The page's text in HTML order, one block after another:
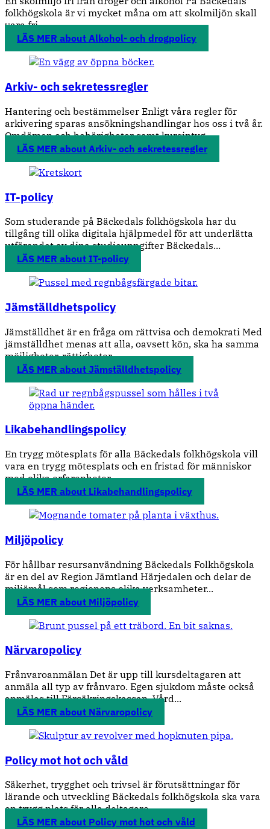
folkhögskola är vi mycket måna om att skolmiljön skall
vara fri...
LÄS MER about Alkohol- och drogpolicy
Arkiv- och sekretessregler
Hantering och bestämmelser Enligt våra regler för
arkivering sparas ansökningshandlingar hos oss i två år.
Omdömen och behörigheter samt kursintyg...
LÄS MER about Arkiv- och sekretessregler
IT-policy
Som studerande på Bäckedals folkhögskola har du
tillgång till olika digitala hjälpmedel för att underlätta
utförandet av dina studieuppgifter Bäckedals...
LÄS MER about IT-policy
Jämställdhetspolicy
Jämställdhet är en fråga om rättvisa och demokrati Med
jämställdhet menas att alla, oavsett kön, ska ha samma
möjligheter, rättigheter...
LÄS MER about Jämställdhetspolicy
Likabehandlingspolicy
En trygg mötesplats för alla Bäckedals folkhögskola vill
vara en trygg mötesplats och en fristad för människor
med olika erfarenheter,...
LÄS MER about Likabehandlingspolicy
Miljöpolicy
För hållbar resursanvändning Bäckedals Folkhögskola
är en del av Region Jämtland Härjedalen och delar de
miljömål som regionens olika verksamheter...
LÄS MER about Miljöpolicy
Närvaropolicy
Frånvaroanmälan Det är upp till kursdeltagaren att
anmäla all typ av frånvaro. Egen sjukdom måste också
anmälas till Försäkringskassan. Vård...
LÄS MER about Närvaropolicy
Policy mot hot och våld
Säkerhet, trygghet och trivsel är förutsättningar för
lärande och utveckling Bäckedals folkhögskola ska vara
en trygg plats för alla deltagare...
LÄS MER about Policy mot hot och våld